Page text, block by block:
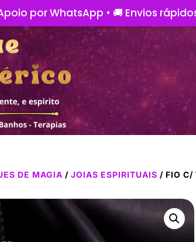
por WhatsApp • 🚚 Envios
DE MAGIA /JOIAS ESPIRITUAIS / FIO C/